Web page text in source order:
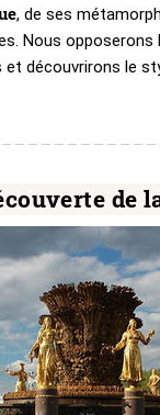
, de ses
Nous opposerons
et découvrirons le
de